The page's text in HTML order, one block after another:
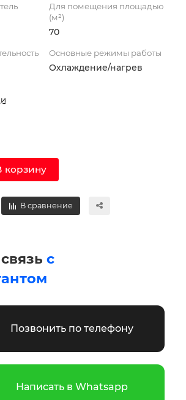
Для помещения площадью
(м²)
70
Основные режимы работы
Охлаждение/нагрев
корзину
В сравнение
с
Позвонить по телефону
Написать в Whatsapp